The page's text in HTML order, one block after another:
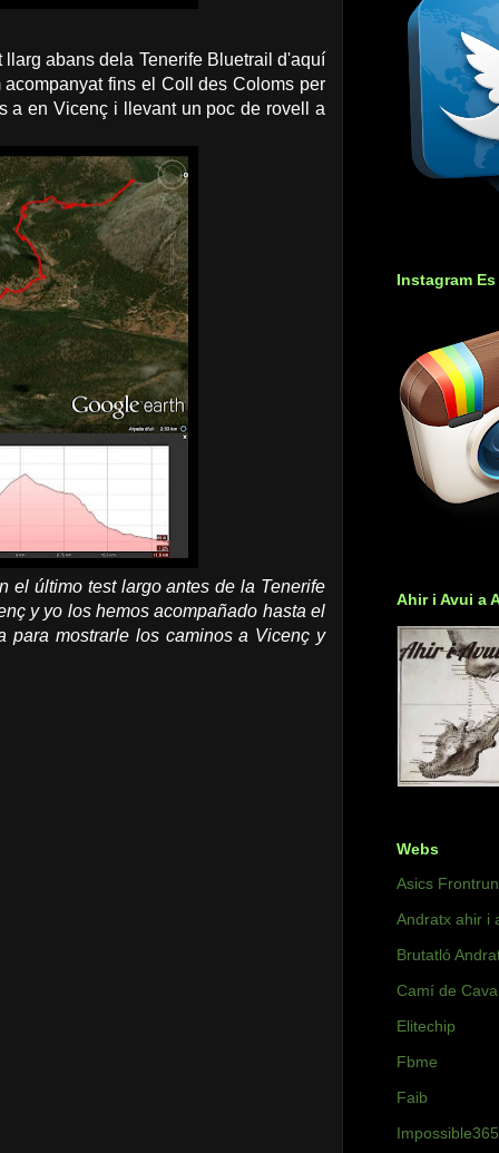
abans dela Tenerife Bluetrail d'aquí
fins el Coll des Coloms per
a en Vicenç i llevant un poc de rovell a
el último test largo antes de la Tenerife
y yo los hemos acompañado hasta el
para mostrarle los caminos a Vicenç y
Instagram
Ahir i Avui a
Webs
Asics
Andratx ahir i
Brutatló
Camí de
Elitechip
Fbme
Faib
Impossible365